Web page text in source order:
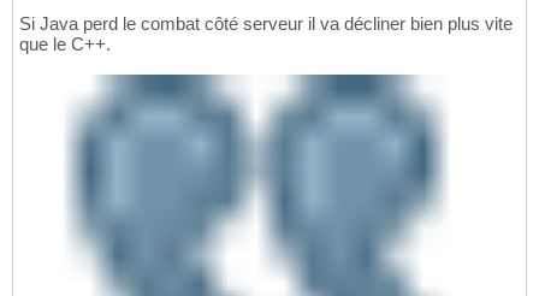
Si Java perd le combat côté serveur il va décliner bien plus vite
que le C++.